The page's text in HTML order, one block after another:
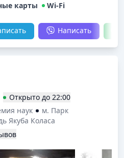
карты Wi-Fi
Написать
Открыто до 22:00
наук
м. Парк
Якуба Коласа